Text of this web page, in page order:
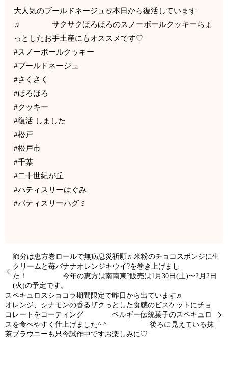
大人気のブールドネージュ☃️本日から復活しています
♬ サクサクほろほろのスノーボールクッキーちょ
っとしたお手土産にもオススメです♡
#スノーボールクッキー
#ブールドネージュ
#さくさく
#ほろほろ
#クッキー
#復活 しました
#松戸
#松戸市
#千葉
#二十世紀が丘
#パティスリーはぐみ
#パティスリーハグミ
節分は恵方巻ロールで無病息災祈願♬米粉のチョコスポンジに生
クリームと苺バナナオレンジキウイ?を巻き上げまし
た！ 今年の恵方は南南東?販売は1月30日(土)〜2月2日
(火)の予定です。
スペキュロスショコラ期間限定で昨日から出ています♬
オレンジ、シナモンの香るザクっとした食感のビスケットにチョ
コレートをコーティング ベルギー伝統菓子のスペキュロ
スを食べやすく仕上げました^ ^ 後ろに見えている抹
茶ブラウニーも只今試作中ですお楽しみに♡